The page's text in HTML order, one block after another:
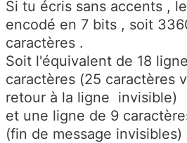
Si tu écris sans accents ,
encodé en 7 bits , soit
caractères .
Soit l'équivalent de 18
caractères (25 caractères
retour à la ligne invisible)
et une ligne de 9
(fin de message invisibles)